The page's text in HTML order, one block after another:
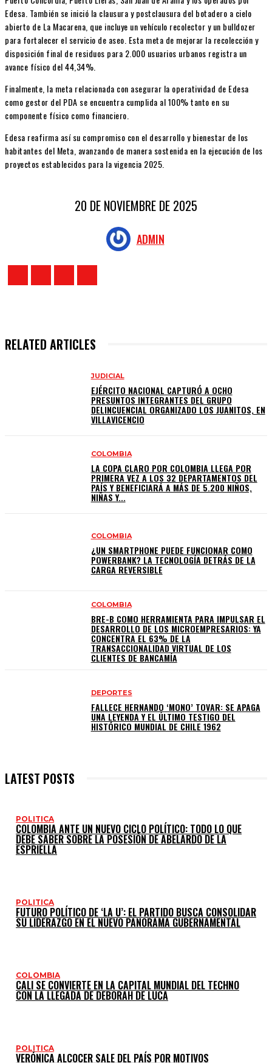
Edesa. También se inició la clausura y postclausura del botadero a cielo
abierto de La Macarena, que incluye un vehículo recolector y un bulldozer
para fortalecer el servicio de aseo. Esta meta de mejorar la recolección y
disposición final de residuos para 2.000 usuarios urbanos registra un
avance físico del 44,34%.
Finalmente, la meta relacionada con asegurar la operatividad de Edesa
como gestor del PDA se encuentra cumplida al 100% tanto en su
componente físico como financiero.
Edesa reafirma así su compromiso con el desarrollo y bienestar de los
habitantes del Meta, avanzando de manera sostenida en la ejecución de los
proyectos establecidos para la vigencia 2025.
20 DE NOVIEMBRE DE 2025
ADMIN
RELATED ARTICLES
JUDICIAL
EJÉRCITO NACIONAL CAPTURÓ A OCHO
PRESUNTOS INTEGRANTES DEL GRUPO
DELINCUENCIAL ORGANIZADO LOS JUANITOS, EN
VILLAVICENCIO
COLOMBIA
LA COPA CLARO POR COLOMBIA LLEGA POR
PRIMERA VEZ A LOS 32 DEPARTAMENTOS DEL
PAÍS Y BENEFICIARÁ A MÁS DE 5.200 NIÑOS,
NIÑAS Y...
COLOMBIA
¿UN SMARTPHONE PUEDE FUNCIONAR COMO
POWERBANK? LA TECNOLOGÍA DETRÁS DE LA
CARGA REVERSIBLE
COLOMBIA
BRE-B COMO HERRAMIENTA PARA IMPULSAR EL
DESARROLLO DE LOS MICROEMPRESARIOS: YA
CONCENTRA EL 63% DE LA
TRANSACCIONALIDAD VIRTUAL DE LOS
CLIENTES DE BANCAMÍA
DEPORTES
FALLECE HERNANDO ‘MONO’ TOVAR: SE APAGA
UNA LEYENDA Y EL ÚLTIMO TESTIGO DEL
HISTÓRICO MUNDIAL DE CHILE 1962
LATEST POSTS
POLITICA
COLOMBIA ANTE UN NUEVO CICLO POLÍTICO: TODO LO QUE
DEBE SABER SOBRE LA POSESIÓN DE ABELARDO DE LA
ESPRIELLA
POLITICA
FUTURO POLÍTICO DE ‘LA U’: EL PARTIDO BUSCA CONSOLIDAR
SU LIDERAZGO EN EL NUEVO PANORAMA GUBERNAMENTAL
COLOMBIA
CALI SE CONVIERTE EN LA CAPITAL MUNDIAL DEL TECHNO
CON LA LLEGADA DE DEBORAH DE LUCA
POLITICA
VERÓNICA ALCOCER SALE DEL PAÍS POR MOTIVOS